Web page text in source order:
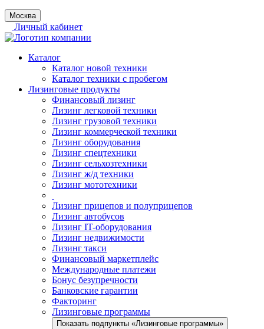
Москва
Личный кабинет
Каталог
Каталог новой техники
Каталог техники с пробегом
Лизинговые продукты
Финансовый лизинг
Лизинг легковой техники
Лизинг грузовой техники
Лизинг коммерческой техники
Лизинг оборудования
Лизинг спецтехники
Лизинг сельхозтехники
Лизинг ж/д техники
Лизинг мототехники
Лизинг прицепов и полуприцепов
Лизинг автобусов
Лизинг IT-оборудования
Лизинг недвижимости
Лизинг такси
Финансовый маркетплейс
Международные платежи
Бонус безупречности
Банковские гарантии
Факторинг
Лизинговые программы
Показать подпункты «Лизинговые программы»